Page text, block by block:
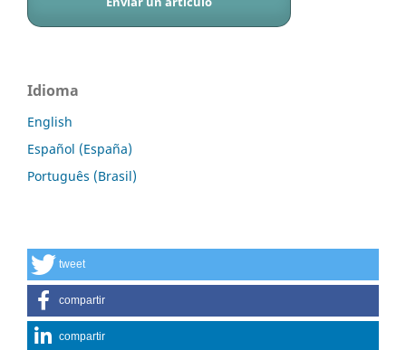
Idioma
English
Español (España)
Português (Brasil)
tweet
compartir
compartir